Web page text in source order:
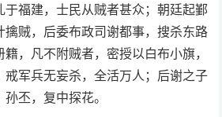
于福建，士民从贼者甚众；朝廷起鄞
擒贼，后委布政司谢都事，搜杀东路
，凡不附贼者，密授以白布小旗，
军兵无妄杀，全活万人；后谢之子
丕，复中探花。